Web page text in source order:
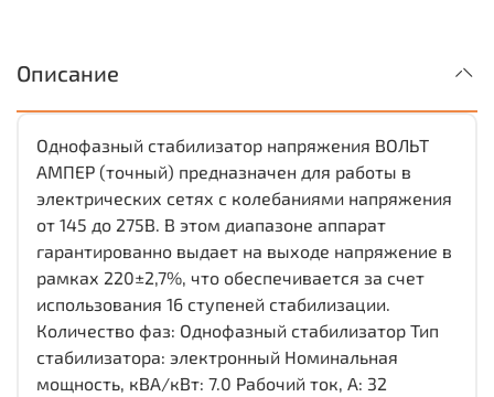
Описание
Однофазный стабилизатор напряжения ВОЛЬТ
АМПЕР (точный) предназначен для работы в
электрических сетях с колебаниями напряжения
от 145 до 275В. В этом диапазоне аппарат
гарантированно выдает на выходе напряжение в
рамках 220±2,7%, что обеспечивается за счет
использования 16 ступеней стабилизации.
Количество фаз: Однофазный стабилизатор Тип
стабилизатора: электронный Номинальная
мощность, кВА/кВт: 7.0 Рабочий ток, А: 32